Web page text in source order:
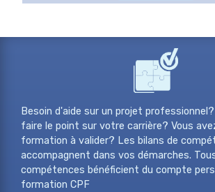
Besoin d'aide sur un projet
faire le point sur votre carrière? Vous
formation à valider? Les bilans de
accompagnent dans vos démarches.
compétences bénéficient du compte
formation CPF